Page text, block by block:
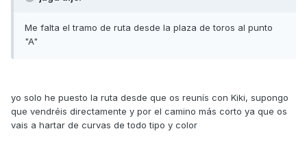
Me falta el tramo de ruta desde la plaza de toros al punto
"A"
yo solo he puesto la ruta desde que os reunís con Kiki, supongo
que vendréis directamente y por el camino más corto ya que os
vais a hartar de curvas de todo tipo y color